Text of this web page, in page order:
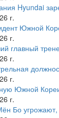
Hyundai
г.
Южной
г.
главный
г.
г.
Южной Кореи
г.
Бо угрожают,